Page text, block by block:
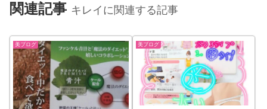
関連記事 キレイに関連する記事
美ブログ 美ブログ